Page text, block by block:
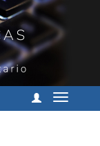
Cambiar